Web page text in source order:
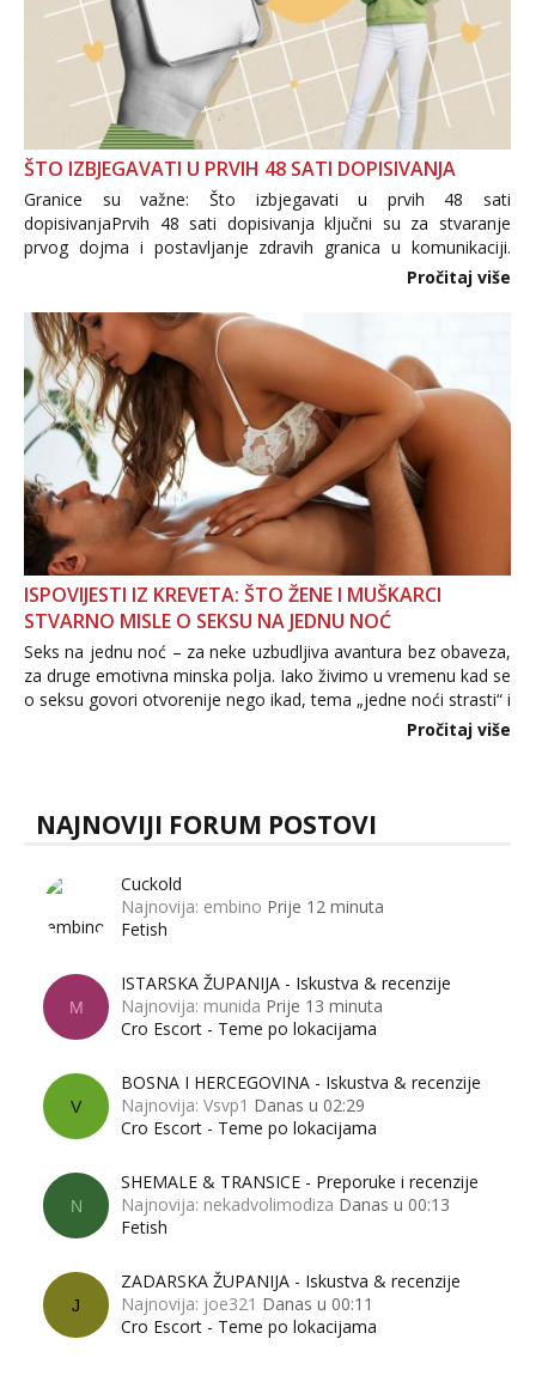
ŠTO IZBJEGAVATI U PRVIH 48 SATI DOPISIVANJA
Granice su važne: Što izbjegavati u prvih 48 sati
dopisivanjaPrvih 48 sati dopisivanja ključni su za stvaranje
prvog dojma i postavljanje zdravih granica u komunikaciji.
Važno je izbjeći prebrzo otkrivanje osobnih ili intimnih
povjerenje. Takođe...
Pročitaj više
ISPOVIJESTI IZ KREVETA: ŠTO ŽENE I MUŠKARCI
STVARNO MISLE O SEKSU NA JEDNU NOĆ
Seks na jednu noć – za neke uzbudljiva avantura bez obaveza,
za druge emotivna minska polja. Iako živimo u vremenu kad se
o seksu govori otvorenije nego ikad, tema „jedne noći strasti“ i
dalje izaziva burne rasprave. Što zapravo misle žene, a što
Pročitaj više
NAJNOVIJI FORUM POSTOVI
Cuckold
Najnovija: embino Prije 12 minuta
Fetish
M
ISTARSKA ŽUPANIJA - Iskustva & recenzije
Najnovija: munida Prije 13 minuta
Cro Escort - Teme po lokacijama
V
BOSNA I HERCEGOVINA - Iskustva & recenzije
Najnovija: Vsvp1 Danas u 02:29
Cro Escort - Teme po lokacijama
N
SHEMALE & TRANSICE - Preporuke i recenzije
Najnovija: nekadvolimodiza Danas u 00:13
Fetish
J
ZADARSKA ŽUPANIJA - Iskustva & recenzije
Najnovija: joe321 Danas u 00:11
Cro Escort - Teme po lokacijama